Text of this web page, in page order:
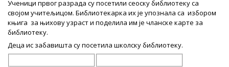
Ученици првог разрада су посетили сеоску библиотеку са
својом учитељицом. Библиотекарка их је упознала са избором
књига за њихову узраст и поделила им је чланске карте за
библиотеку.
Деца ис забавишта су посетила школску библиотеку.